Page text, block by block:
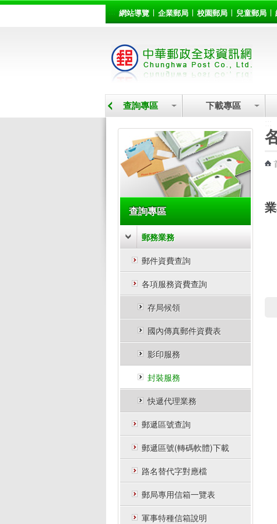
::: 網站導覽 企業郵局 校園郵局 兒童郵局
查詢專區 下載專區
查詢專區
郵務業務
郵件資費查詢
各項服務資費查詢
存局候領
國內傳真郵件資費表
影印服務
封裝服務
快遞代理業務
郵遞區號查詢
郵遞區號(轉碼軟體)下載
路名替代字對應檔
郵局專用信箱一覽表
軍事特種信箱說明